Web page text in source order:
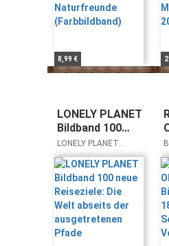
8,99 €
LONELY PLANET
Bildband 100
neue Reiseziele:
Die Welt abseits
der
ausgetretenen
Pfade
LONELY PLANET
Deutschland